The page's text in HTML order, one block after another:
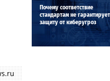
Почему соответствие
стандартам не гарантирует
защиту от киберугроз